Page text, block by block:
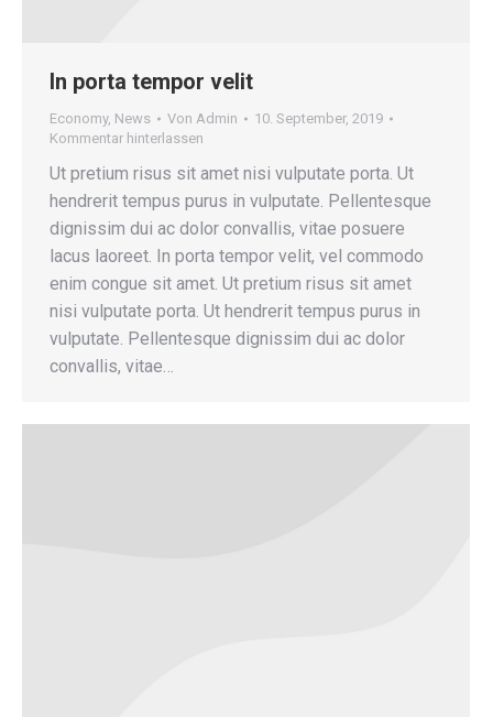
In porta tempor velit
Economy, News Von Admin
10. September, 2019
Kommentar hinterlassen
Ut pretium risus sit amet nisi vulputate porta. Ut
hendrerit tempus purus in vulputate. Pellentesque
dignissim dui ac dolor convallis, vitae posuere
lacus laoreet. In porta tempor velit, vel commodo
enim congue sit amet. Ut pretium risus sit amet
nisi vulputate porta. Ut hendrerit tempus purus in
vulputate. Pellentesque dignissim dui ac dolor
convallis, vitae…